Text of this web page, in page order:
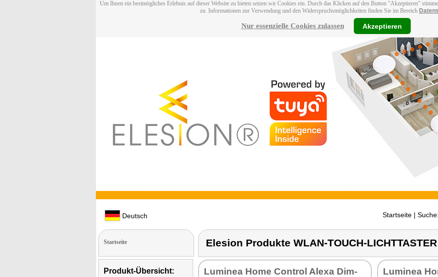
Um Ihnen ein bestmögliches Erlebnis auf dieser Website zu bieten setzen wir Cookies ein. Durch das Klicken auf den Button "Akzeptieren"
zu. Informationen zur Verwendung und den Widerspruchsmöglichkeiten finden Sie im Bereich
Nur essenzielle Cookies zulassen Akzeptieren
Deutsch Startseite | Suche:
Startseite
Produkt-Übersicht:
Elesion Produkte WLAN-TOUCH-
Lu­mi­nea Ho­me Con­trol Ale­xa Dim­
Lu­mi­nea